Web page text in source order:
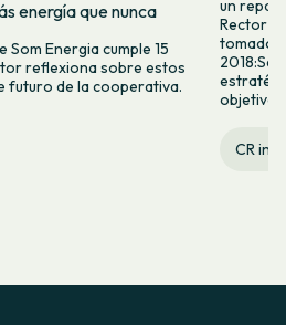
energía que nunca
Som Energia cumple 15
reflexiona sobre estos
futuro de la cooperativa.
un
Rector
tomado
CR